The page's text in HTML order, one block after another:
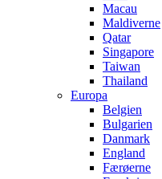
Macau
Maldiverne
Qatar
Singapore
Taiwan
Thailand
Europa
Belgien
Bulgarien
Danmark
England
Færøerne